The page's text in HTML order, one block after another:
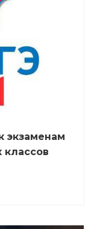
экзаменам
классов